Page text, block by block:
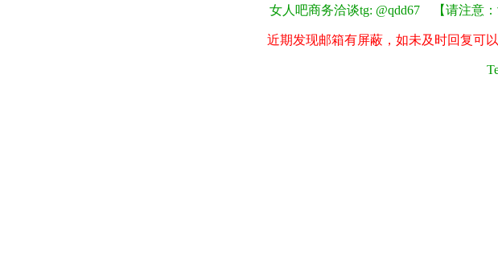
女人吧商务洽谈tg: @qdd67 【请注意
近期发现邮箱有屏蔽，如未及时回复可